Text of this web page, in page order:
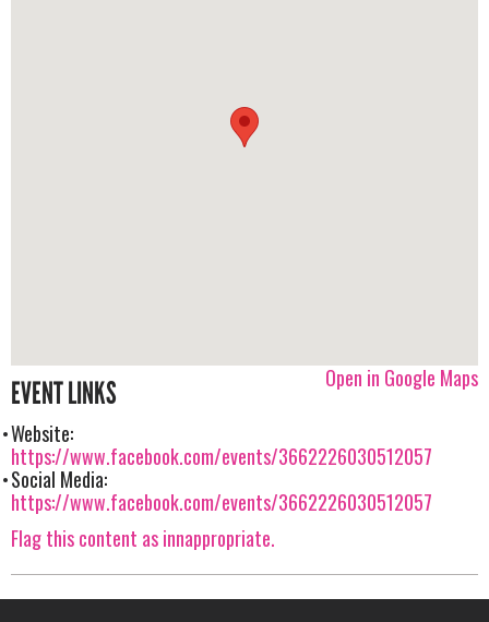
Open in Google Maps
EVENT LINKS
Website:
https://www.facebook.com/events/3662226030512057
Social Media:
https://www.facebook.com/events/3662226030512057
Flag this content as innappropriate.